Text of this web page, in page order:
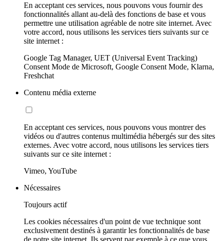
En acceptant ces services, nous pouvons vous fournir des
fonctionnalités allant au-delà des fonctions de base et vous
permettre une utilisation agréable de notre site internet. Avec
votre accord, nous utilisons les services tiers suivants sur ce
site internet :
Google Tag Manager, UET (Universal Event Tracking)
Consent Mode de Microsoft, Google Consent Mode, Klarna,
Freshchat
Contenu média externe
En acceptant ces services, nous pouvons vous montrer des
vidéos ou d'autres contenus multimédia hébergés sur des sites
externes. Avec votre accord, nous utilisons les services tiers
suivants sur ce site internet :
Vimeo, YouTube
Nécessaires
Toujours actif
Les cookies nécessaires d'un point de vue technique sont
exclusivement destinés à garantir les fonctionnalités de base
de notre site internet. Ils servent par exemple à ce que vous